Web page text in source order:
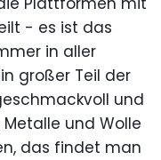
- es ist das
in aller
großer Teil der
und
und Wolle
das findet man